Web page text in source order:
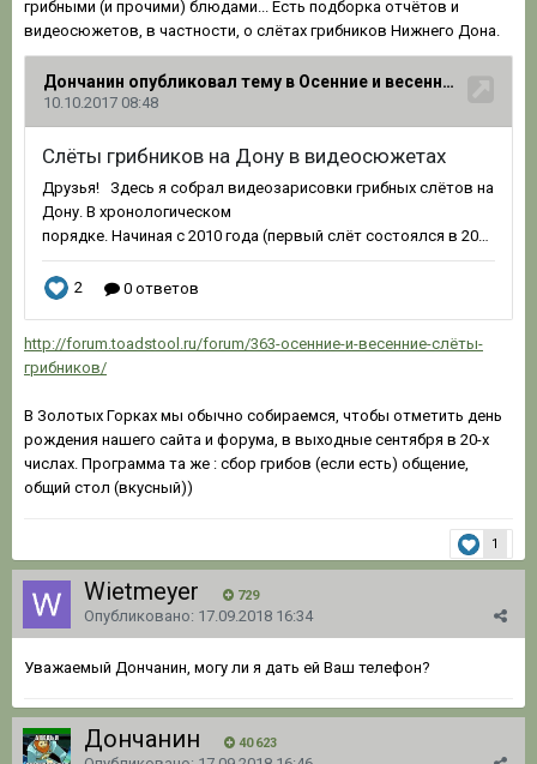
грибными (и прочими) блюдами... Есть подборка отчётов и
видеосюжетов, в частности, о слётах грибников Нижнего Дона.
http://forum.toadstool.ru/forum/363-осенние-и-весенние-слёты-
грибников/
В Золотых Горках мы обычно собираемся, чтобы отметить день
рождения нашего сайта и форума, в выходные сентября в 20-х
числах. Программа та же : сбор грибов (если есть) общение,
общий стол (вкусный))
1
Wietmeyer 729
Опубликовано: 17.09.2018 16:34
Уважаемый Дончанин, могу ли я дать ей Ваш телефон?
Дончанин 40 623